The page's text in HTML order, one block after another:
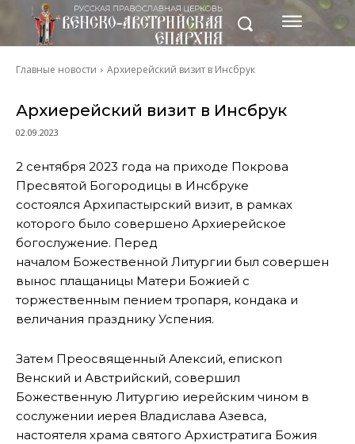
Главные новости Архиерейский визит в Инсбрук
Архиерейский визит в Инсбрук
02.09.2023
2 сентября 2023 года на приходе Покрова
Пресвятой Богородицы в Инсбруке
состоялся Архипастырский визит, в рамках
которого было совершено Архиерейское
богослужение. Перед
началом Божественной Литургии был совершен
вынос плащаницы Матери Божией с
торжественным пением тропаря, кондака и
величания празднику Успения.
Затем Преосвященный Алексий, епископ
Венский и Австрийский, совершил
Божественную Литургию иерейским чином в
сослужении иерея Владислава Азевса,
настоятеля храма святого Архистратига Божия